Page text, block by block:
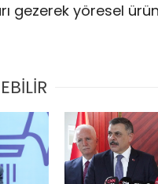
gezerek yöresel